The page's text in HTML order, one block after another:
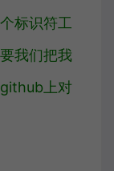
标识符工
我们把我
上对